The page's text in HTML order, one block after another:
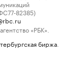
82385)
«РБК».
биржа